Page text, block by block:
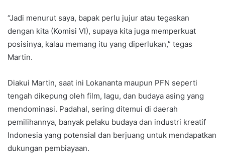
“Jadi menurut saya, bapak perlu jujur atau tegaskan
dengan kita (Komisi VI), supaya kita juga memperkuat
posisinya, kalau memang itu yang diperlukan,” tegas
Martin.
Diakui Martin, saat ini Lokananta maupun PFN seperti
tengah dikepung oleh film, lagu, dan budaya asing yang
mendominasi. Padahal, sering ditemui di daerah
pemilihannya, banyak pelaku budaya dan industri kreatif
Indonesia yang potensial dan berjuang untuk mendapatkan
dukungan pembiayaan.